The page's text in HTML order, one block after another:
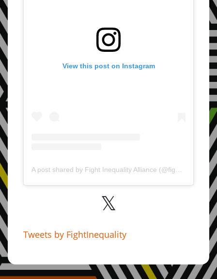
View this post on Instagram
Tweets by FightInequality